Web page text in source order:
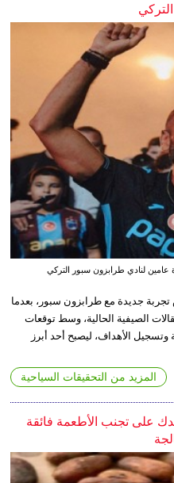
لنادي طرابزون سبور التركي
جديدة مع طرابزون سبور، بعدما
الصيفية الحالية، وسط توقعات
وتسجيل الأهداف، ليصبح أحد أبرز
المزيد من التحقيقات السياحية
على تجنب الأطعمة فائقة